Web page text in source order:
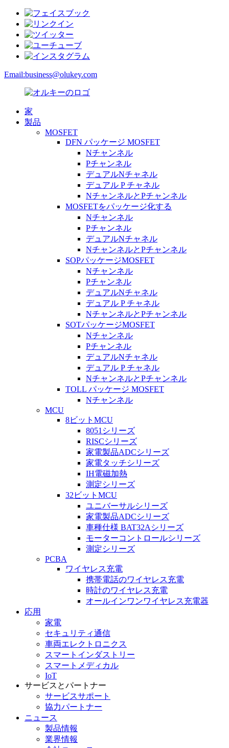
Email:business@olukey.com
家
製品
MOSFET
DFN パッケージ MOSFET
Nチャンネル
Pチャンネル
デュアルNチャネル
デュアル P チャネル
NチャンネルとPチャンネル
MOSFETをパッケージ化する
Nチャンネル
Pチャンネル
デュアルNチャネル
NチャンネルとPチャンネル
SOPパッケージMOSFET
Nチャンネル
Pチャンネル
デュアルNチャネル
デュアル P チャネル
NチャンネルとPチャンネル
SOTパッケージMOSFET
Nチャンネル
Pチャンネル
デュアルNチャネル
デュアル P チャネル
NチャンネルとPチャンネル
TOLL パッケージ MOSFET
Nチャンネル
MCU
8ビットMCU
8051シリーズ
RISCシリーズ
家電製品ADCシリーズ
家電タッチシリーズ
IH電磁加熱
測定シリーズ
32ビットMCU
ユニバーサルシリーズ
家電製品ADCシリーズ
車種仕様 BAT32Aシリーズ
モーターコントロールシリーズ
測定シリーズ
PCBA
ワイヤレス充電
携帯電話のワイヤレス充電
時計のワイヤレス充電
オールインワンワイヤレス充電器
応用
家電
セキュリティ通信
車両エレクトロニクス
スマートインダストリー
スマートメディカル
IoT
サービスとパートナー
サービスサポート
協力パートナー
ニュース
製品情報
業界情報